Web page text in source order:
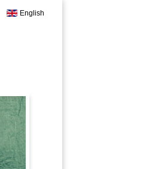
English